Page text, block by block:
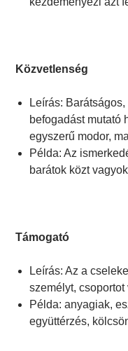
Közvetlenség
Leírás:
befogadást mutató
egyszerű modor,
Példa: Az
barátok közt
Támogató
Leírás: Az a
személyt, csoportot
Példa: anyagiak,
együttérzés,